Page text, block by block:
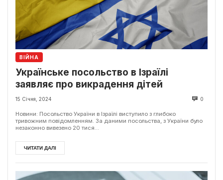
ВІЙНА
Українське посольство в Ізраїлі
заявляє про викрадення дітей
15 Січня, 2024 0
Новини: Посольство України в Ізраїлі виступило з глибоко
тривожним повідомленням. За даними посольства, з України було
незаконно вивезено 20 тися...
ЧИТАТИ ДАЛІ